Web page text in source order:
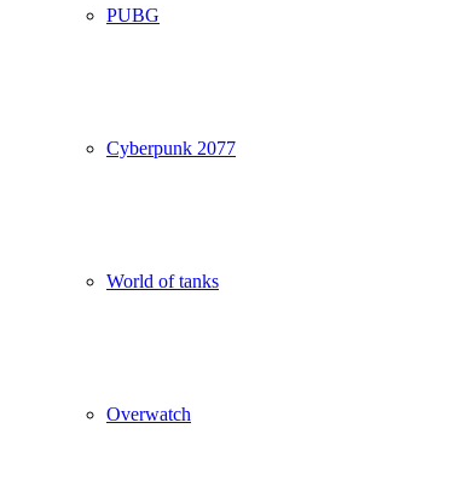
PUBG
Cyberpunk 2077
World of tanks
Overwatch